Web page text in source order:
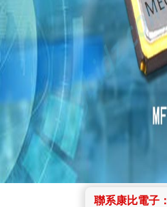
聯系康比電子：